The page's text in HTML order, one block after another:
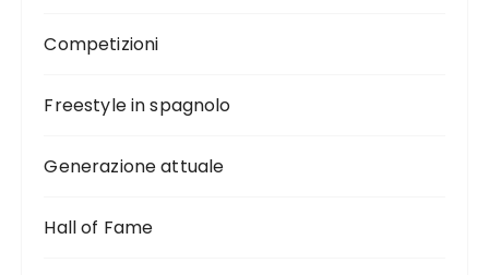
Competizioni
Freestyle in spagnolo
Generazione attuale
Hall of Fame